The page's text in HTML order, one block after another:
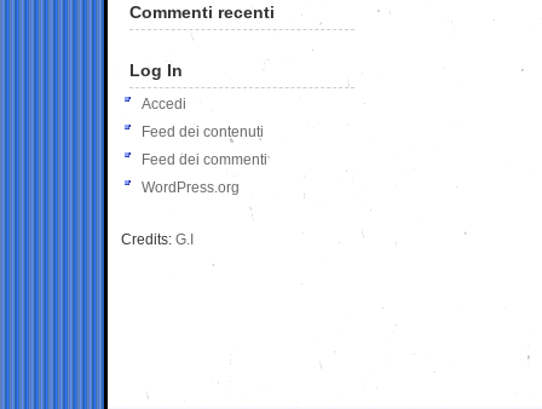
Commenti recenti
Log In
Accedi
Feed dei contenuti
Feed dei commenti
WordPress.org
Credits: G.I